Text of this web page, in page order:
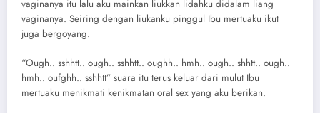
vaginanya itu lalu aku mainkan liukkan lidahku didalam liang
vaginanya. Seiring dengan liukanku pinggul Ibu mertuaku ikut
juga bergoyang.
“Ough.. sshhtt.. ough.. sshhtt.. oughh.. hmh.. ough.. shhtt.. ough..
hmh.. oufghh.. sshhtt” suara itu terus keluar dari mulut Ibu
mertuaku menikmati kenikmatan oral sex yang aku berikan.